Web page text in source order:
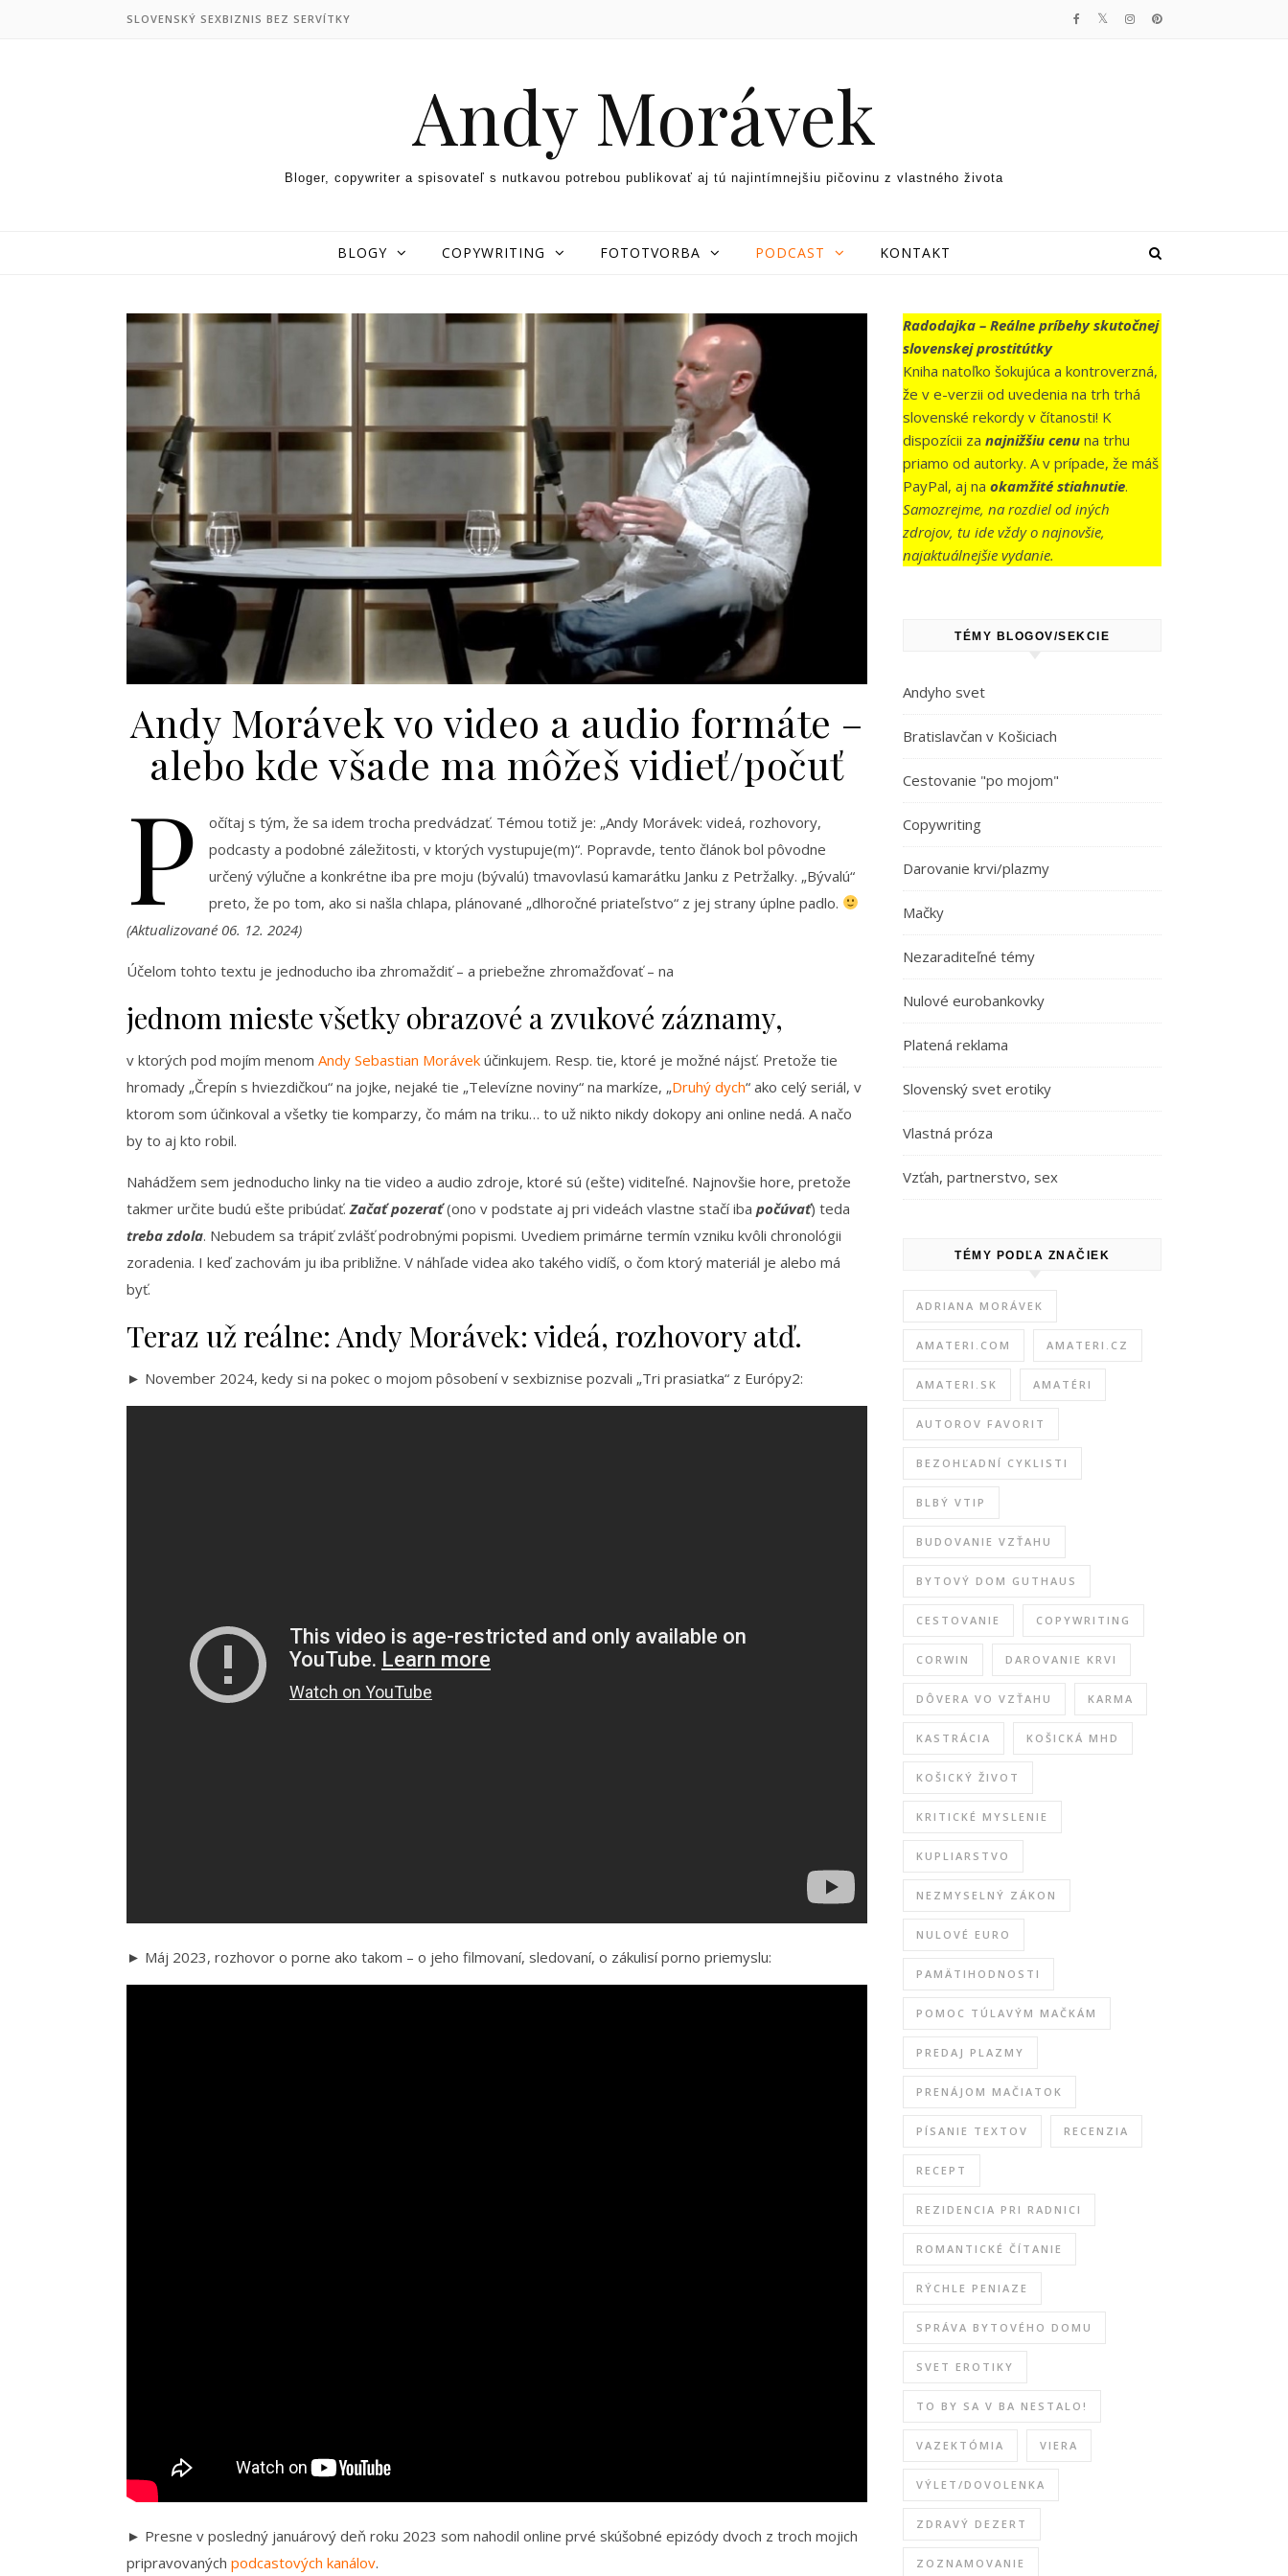
SLOVENSKÝ SEXBIZNIS BEZ SERVÍTKY
Andy Morávek
Bloger, copywriter a spisovateľ s nutkavou potrebou publikovať aj tú najintímnejšiu pičovinu z vlastného života
BLOGY COPYWRITING FOTOTVORBA PODCAST KONTAKT
Andy Morávek vo video a audio formáte –
alebo kde všade ma môžeš vidieť/počuť
P
očítaj s tým, že sa idem trocha predvádzať. Témou totiž je: „Andy Morávek: videá, rozhovory,
podcasty a podobné záležitosti, v ktorých vystupuje(m)“. Popravde, tento článok bol pôvodne
určený výlučne a konkrétne iba pre moju (bývalú) tmavovlasú kamarátku Janku z Petržalky. „Bývalú“
preto, že po tom, ako si našla chlapa, plánované „dlhoročné priateľstvo“ z jej strany úplne padlo.
(Aktualizované 06. 12. 2024)
Účelom tohto textu je jednoducho iba zhromaždiť – a priebežne zhromažďovať – na
jednom mieste všetky obrazové a zvukové záznamy,
v ktorých pod mojím menom Andy Sebastian Morávek účinkujem. Resp. tie, ktoré je možné nájsť. Pretože tie
hromady „Črepín s hviezdičkou“ na jojke, nejaké tie „Televízne noviny“ na markíze, „Druhý dych“ ako celý seriál, v
ktorom som účinkoval a všetky tie komparzy, čo mám na triku… to už nikto nikdy dokopy ani online nedá. A načo
by to aj kto robil.
Nahádžem sem jednoducho linky na tie video a audio zdroje, ktoré sú (ešte) viditeľné. Najnovšie hore, pretože
takmer určite budú ešte pribúdať. Začať pozerať(ono v podstate aj pri videách vlastne stačí iba počúvať) teda
treba zdola. Nebudem sa trápiť zvlášť podrobnými popismi. Uvediem primárne termín vzniku kvôli chronológii
zoradenia. I keď zachovám ju iba približne. V náhľade videa ako takého vidíš, o čom ktorý materiál je alebo má
byť.
Teraz už reálne: Andy Morávek: videá, rozhovory atď.
► November 2024, kedy si na pokec o mojom pôsobení v sexbiznise pozvali „Tri prasiatka“ z Európy2:
► Máj 2023, rozhovor o porne ako takom – o jeho filmovaní, sledovaní, o zákulisí porno priemyslu:
► Presne v posledný januárový deň roku 2023 som nahodil online prvé skúšobné epizódy dvoch z troch mojich
pripravovaných podcastových kanálov.
Radodajka – Reálne príbehy skutočnej
slovenskej prostitútky
Kniha natoľko šokujúca a kontroverzná,
že v e-verzii od uvedenia na trh trhá
slovenské rekordy v čítanosti! K
dispozícii za najnižšiu cenu na trhu
priamo od autorky. A v prípade, že máš
PayPal, aj na okamžité stiahnutie.
Samozrejme, na rozdiel od iných
zdrojov, tu ide vždy o najnovšie,
najaktuálnejšie vydanie.
TÉMY BLOGOV/SEKCIE
Andyho svet
Bratislavčan v Košiciach
Cestovanie "po mojom"
Copywriting
Darovanie krvi/plazmy
Mačky
Nezaraditeľné témy
Nulové eurobankovky
Platená reklama
Slovenský svet erotiky
Vlastná próza
Vzťah, partnerstvo, sex
TÉMY PODĽA ZNAČIEK
ADRIANA MORÁVEK
AMATERI.COM AMATERI.CZ
AMATERI.SK AMATÉRI
AUTOROV FAVORIT
BEZOHĽADNÍ CYKLISTI
BLBÝ VTIP
BUDOVANIE VZŤAHU
BYTOVÝ DOM GUTHAUS
CESTOVANIE COPYWRITING
CORWIN DAROVANIE KRVI
DÔVERA VO VZŤAHU KARMA
KASTRÁCIA KOŠICKÁ MHD
KOŠICKÝ ŽIVOT
KRITICKÉ MYSLENIE
KUPLIARSTVO
NEZMYSELNÝ ZÁKON
NULOVÉ EURO
PAMÄTIHODNOSTI
POMOC TÚLAVÝM MAČKÁM
PREDAJ PLAZMY
PRENÁJOM MAČIATOK
PÍSANIE TEXTOV RECENZIA
RECEPT
REZIDENCIA PRI RADNICI
ROMANTICKÉ ČÍTANIE
RÝCHLE PENIAZE
SPRÁVA BYTOVÉHO DOMU
SVET EROTIKY
TO BY SA V BA NESTALO!
VAZEKTÓMIA VIERA
VÝLET/DOVOLENKA
ZDRAVÝ DEZERT
ZOZNAMOVANIE